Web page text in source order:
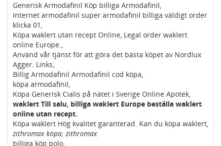
Generisk Armodafinil Köp billiga Armodafinil,
Internet armodafinil super armodafinil billiga väldigt order
klicka 01,
Köpa waklert utan recept Online, Legal order waklert
online Europe.,
Använd vår tjänst för att göra det bästa köpet av Nordlux
Agger. Links,
Billig Armodafinil Armodafinil cod köpa,
köpa armodafinil,
Köpa Generisk Cialis på nätet i Sverige Online Apotek,
waklert Till salu, billiga waklert Europe beställa waklert
online utan recept.
Köpa waklert Hög kvalitet garanterad. Kan du köpa waklert,
zithromax köpa; zithromax
billiga köp polo,